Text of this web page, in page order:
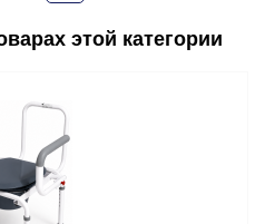
этой категории